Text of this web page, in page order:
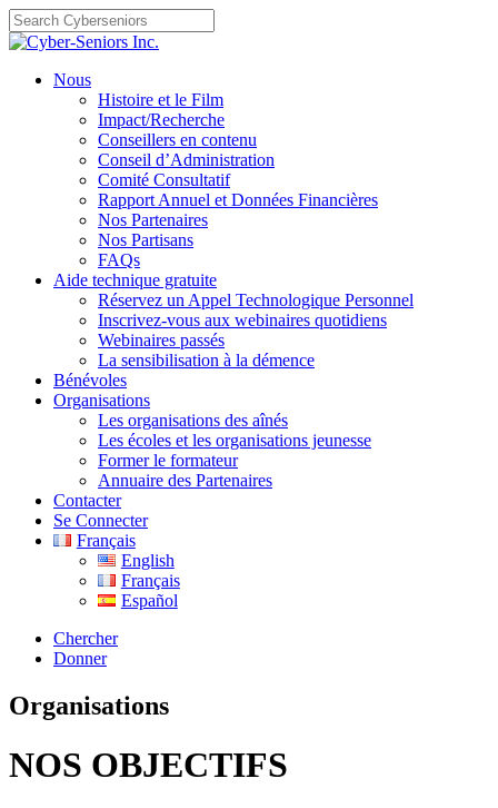
Skip
to
content
Nous
Histoire et le Film
Impact/Recherche
Conseillers en contenu
Conseil d’Administration
Comité Consultatif
Rapport Annuel et Données Financières
Nos Partenaires
Nos Partisans
FAQs
Aide technique gratuite
Réservez un Appel Technologique Personnel
Inscrivez-vous aux webinaires quotidiens
Webinaires passés
La sensibilisation à la démence
Bénévoles
Organisations
Les organisations des aînés
Les écoles et les organisations jeunesse
Former le formateur
Annuaire des Partenaires
Contacter
Se Connecter
Français
English
Français
Español
Chercher
Donner
Organisations
NOS OBJECTIFS